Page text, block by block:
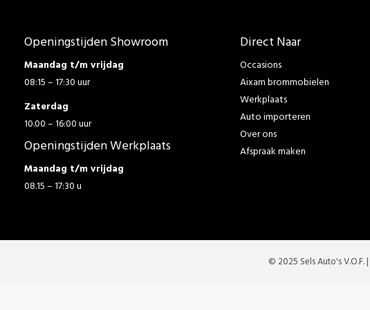
Openingstijden Showroom
Maandag t/m vrijdag
08:15 – 17:30 uur
Zaterdag
10.00 – 16:00 uur
Openingstijden Werkplaats
Maandag t/m vrijdag
08.15 – 17:30 u
Direct Naar
Occasions
Aixam brommobielen
Werkplaats
Auto importeren
Over ons
Afspraak maken
© 2025 Sels Auto's V.O.F. |